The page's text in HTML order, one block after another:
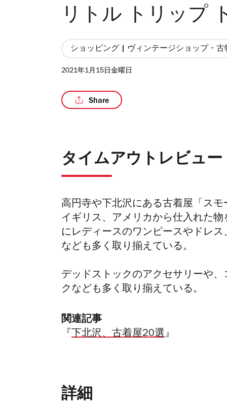
リトル トリップ
ショッピング | ヴィンテージショップ・古
2021年1月15日金曜日
Share
タイムアウトレビュー
高円寺や下北沢にある古着屋「スモ
イギリス、アメリカから仕入れた
にレディースのワンピースやドレ
なども多く取り揃えている。
デッドストックのアクセサリーや
クなども多く取り揃えている。
関連記事
『 下北沢、古着屋20選』
詳細